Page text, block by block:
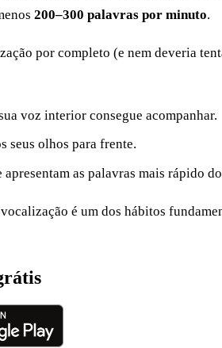
200–300 palavras por minuto.
por completo (e nem deveria
voz interior consegue acompanhar.
seus olhos para frente.
apresentam as palavras mais rápido
é um dos hábitos